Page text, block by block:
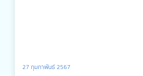
27 กุมภาพันธ์ 2567